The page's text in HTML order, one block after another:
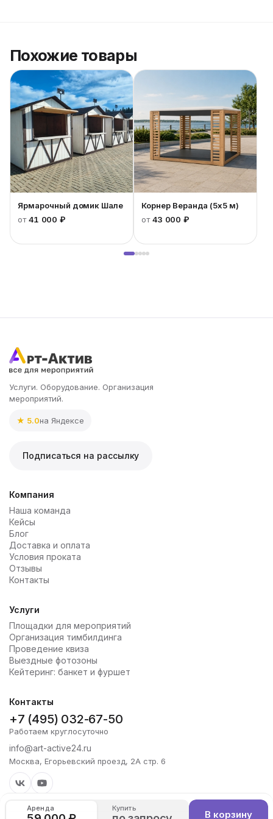
Аренда Купить
В корзину
Похожие товары
Ярмарочный домик Шале
от41 000 ₽
Корнер Веранда (5x5 м)
от43 000 ₽
Услуги. Оборудование. Организация
мероприятий.
★ 5.0на Яндексе
Подписаться на рассылку
Компания
Наша команда
Кейсы
Блог
Доставка и оплата
Условия проката
Отзывы
Контакты
Услуги
Площадки для мероприятий
Организация тимбилдинга
Проведение квиза
Выездные фотозоны
Кейтеринг: банкет и фуршет
Контакты
+7 (495) 032-67-50
Работаем круглосуточно
info@art-active24.ru
Москва, Егорьевский проезд, 2А стр. 6